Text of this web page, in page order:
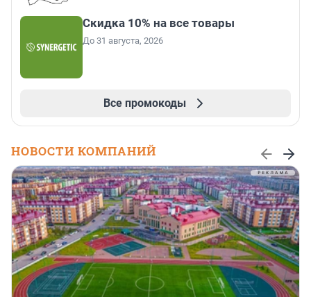
Скидка 10% на все товары
До 31 августа, 2026
Все промокоды
НОВОСТИ КОМПАНИЙ